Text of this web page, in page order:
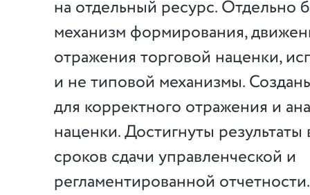
на отдельный ресурс. Отдельно
механизм формирования,
отражения торговой наценки,
и не типовой механизмы.
для корректного отражения и
наценки. Достигнуты
сроков сдачи управленческой и
регламентированной отчетности.